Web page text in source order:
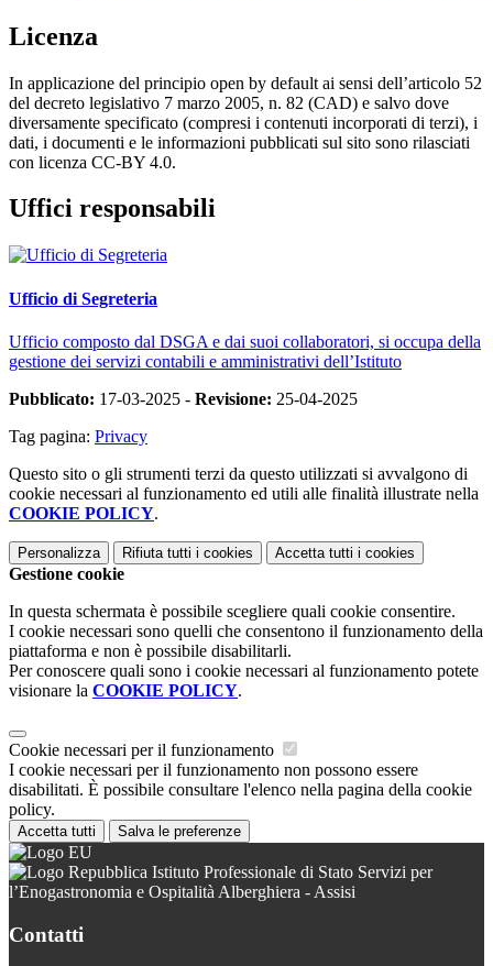
Licenza
In applicazione del principio open by default ai sensi dell’articolo 52
del decreto legislativo 7 marzo 2005, n. 82 (CAD) e salvo dove
diversamente specificato (compresi i contenuti incorporati di terzi), i
dati, i documenti e le informazioni pubblicati sul sito sono rilasciati
con licenza CC-BY 4.0.
Uffici responsabili
Ufficio di Segreteria
Ufficio composto dal DSGA e dai suoi collaboratori, si occupa della
gestione dei servizi contabili e amministrativi dell’Istituto
Pubblicato: 17-03-2025 - Revisione: 25-04-2025
Tag pagina: Privacy
Questo sito o gli strumenti terzi da questo utilizzati si avvalgono di
cookie necessari al funzionamento ed utili alle finalità illustrate nella
COOKIE POLICY.
Personalizza Rifiuta tutti i cookies Accetta tutti i cookies
Gestione cookie
In questa schermata è possibile scegliere quali cookie consentire.
I cookie necessari sono quelli che consentono il funzionamento della
piattaforma e non è possibile disabilitarli.
Per conoscere quali sono i cookie necessari al funzionamento potete
visionare la COOKIE POLICY.
Cookie necessari per il funzionamento
I cookie necessari per il funzionamento non possono essere
disabilitati. È possibile consultare l'elenco nella pagina della cookie
policy.
Accetta tutti Salva le preferenze
Istituto Professionale di Stato Servizi per
l’Enogastronomia e Ospitalità Alberghiera - Assisi
Contatti